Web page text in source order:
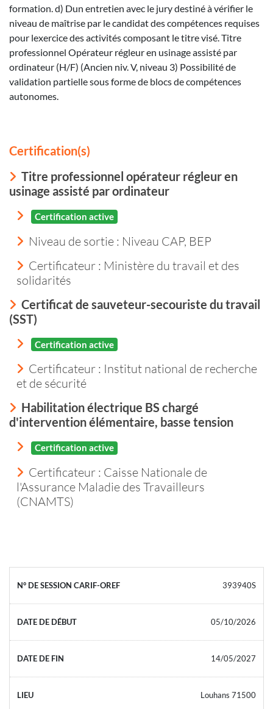
formation. d) Dun entretien avec le jury destiné à vérifier le
niveau de maîtrise par le candidat des compétences requises
pour lexercice des activités composant le titre visé. Titre
professionnel Opérateur régleur en usinage assisté par
ordinateur (H/F) (Ancien niv. V, niveau 3) Possibilité de
validation partielle sous forme de blocs de compétences
autonomes.
Certification(s)
Titre professionnel opérateur régleur en
usinage assisté par ordinateur
Certification active
Niveau de sortie : Niveau CAP, BEP
Certificateur : Ministère du travail et des
solidarités
Certificat de sauveteur-secouriste du travail
(SST)
Certification active
Certificateur : Institut national de recherche
et de sécurité
Habilitation électrique BS chargé
d'intervention élémentaire, basse tension
Certification active
Certificateur : Caisse Nationale de
l'Assurance Maladie des Travailleurs
(CNAMTS)
393940S
05/10/2026
14/05/2027
Louhans 71500